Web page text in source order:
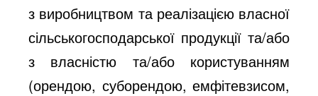
з виробництвом та реалізацією власної
сільськогосподарської продукції та/або
з власністю та/або користуванням
(орендою, суборендою, емфітевзисом,